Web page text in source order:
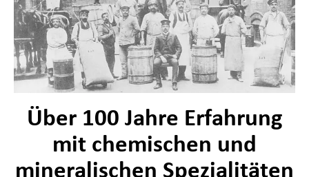
Über 100 Jahre Erfahrung
mit chemischen und
mineralischen Spezialitäten